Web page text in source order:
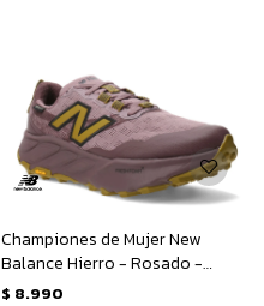
Championes de Mujer New
Balance Hierro - Rosado -
Amarillo Mostaza
$ 8.990